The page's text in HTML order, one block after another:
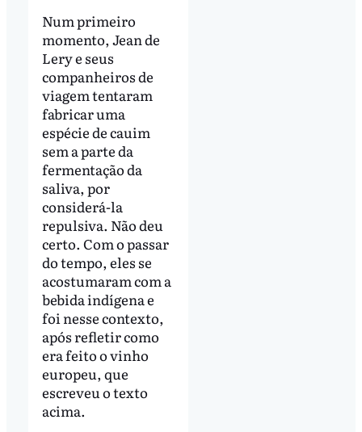
Num primeiro
momento, Jean de
Lery e seus
companheiros de
viagem tentaram
fabricar uma
espécie de cauim
sem a parte da
fermentação da
saliva, por
considerá-la
repulsiva. Não deu
certo. Com o passar
do tempo, eles se
acostumaram com a
bebida indígena e
foi nesse contexto,
após refletir como
era feito o vinho
europeu, que
escreveu o texto
acima.